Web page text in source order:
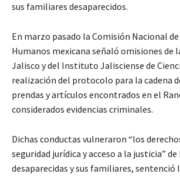
sus familiares desaparecidos.
En marzo pasado la Comisión Nacional
Humanos mexicana señaló omisiones de
Jalisco y del Instituto Jalisciense de
realización del protocolo para la cadena
prendas y artículos encontrados en el
considerados evidencias criminales.
Dichas conductas vulneraron “los
seguridad jurídica y acceso a la justicia”
desaparecidas y sus familiares, sentenció